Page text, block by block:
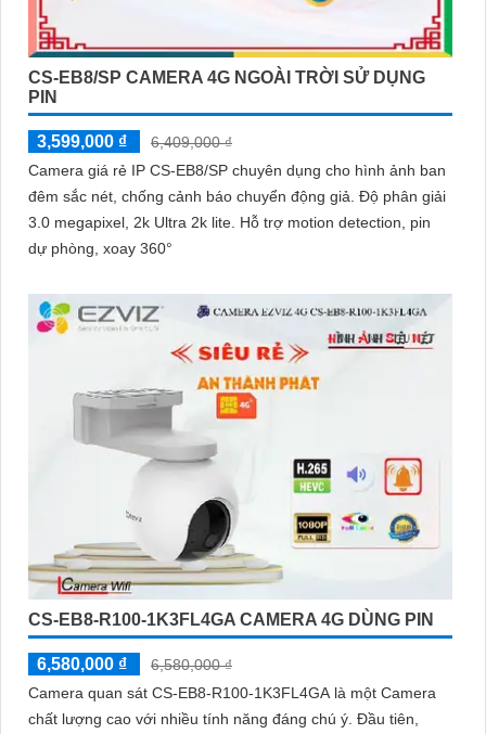
CS-EB8/SP CAMERA 4G NGOÀI TRỜI SỬ DỤNG
PIN
3,599,000 ₫
6,409,000 ₫
Camera giá rẻ IP CS-EB8/SP chuyên dụng cho hình ảnh ban
đêm sắc nét, chống cảnh báo chuyển động giả. Độ phân giải
3.0 megapixel, 2k Ultra 2k lite. Hỗ trợ motion detection, pin
dự phòng, xoay 360°
CS-EB8-R100-1K3FL4GA CAMERA 4G DÙNG PIN
6,580,000 ₫
6,580,000 ₫
Camera quan sát CS-EB8-R100-1K3FL4GA là một Camera
chất lượng cao với nhiều tính năng đáng chú ý. Đầu tiên,